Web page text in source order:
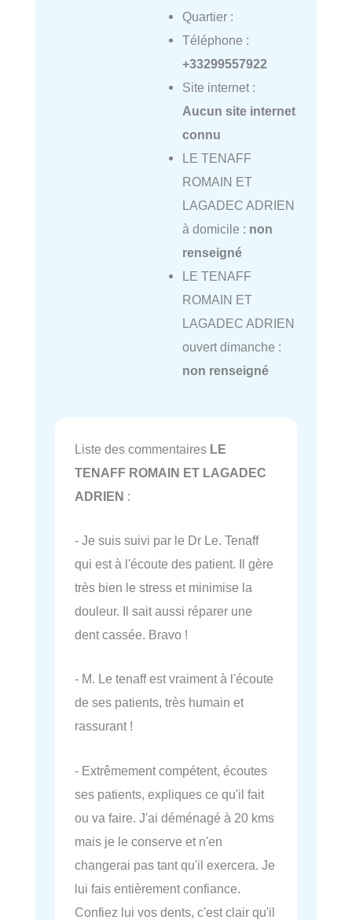
Quartier :
Téléphone :
+33299557922
Site internet :
Aucun site internet
connu
LE TENAFF
ROMAIN ET
LAGADEC ADRIEN
à domicile : non
renseigné
LE TENAFF
ROMAIN ET
LAGADEC ADRIEN
ouvert dimanche :
non renseigné
Liste des commentaires LE
TENAFF ROMAIN ET LAGADEC
ADRIEN :
- Je suis suivi par le Dr Le. Tenaff
qui est à l'écoute des patient. Il gère
très bien le stress et minimise la
douleur. Il sait aussi réparer une
dent cassée. Bravo !
- M. Le tenaff est vraiment à l'écoute
de ses patients, très humain et
rassurant !
- Extrêmement compétent, écoutes
ses patients, expliques ce qu'il fait
ou va faire. J'ai déménagé à 20 kms
mais je le conserve et n'en
changerai pas tant qu'il exercera. Je
lui fais entièrement confiance.
Confiez lui vos dents, c'est clair qu'il